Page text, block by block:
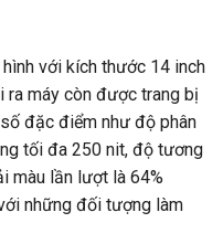
với kích thước 14 inch
ra máy còn được trang bị
đặc điểm như độ phân
tối đa 250 nit, độ tương
màu lần lượt là 64%
những đối tượng làm